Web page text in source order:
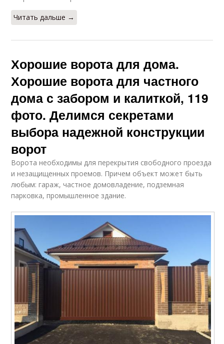
Читать дальше →
Хорошие ворота для дома.
Хорошие ворота для частного
дома с забором и калиткой, 119
фото. Делимся секретами
выбора надежной конструкции
ворот
Ворота необходимы для перекрытия свободного проезда
и незащищенных проемов. Причем объект может быть
любым: гараж, частное домовладение, подземная
парковка, промышленное здание.